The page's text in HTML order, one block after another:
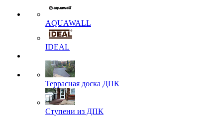
AQUAWALL
IDEAL
Террасная доска ДПК
Ступени из ДПК